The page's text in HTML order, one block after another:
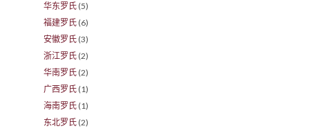
华东罗氏 (5)
福建罗氏 (6)
安徽罗氏 (3)
浙江罗氏 (2)
华南罗氏 (2)
广西罗氏 (1)
海南罗氏 (1)
东北罗氏 (2)